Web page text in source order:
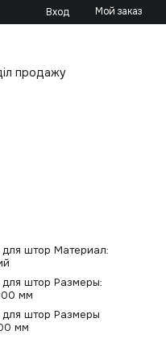
Вход Мой заказ
продажу
штор Материал:
штор Размеры:
мм
штор Размеры
мм